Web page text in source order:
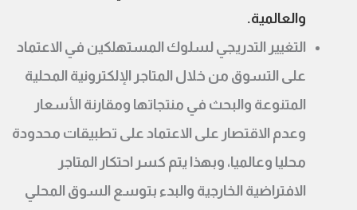
والعالمية.
التغيير التدريجي لسلوك المستهلكين في الاعتماد
على التسوق من خلال المتاجر الإلكترونية المحلية
المتنوعة والبحث في منتجاتها ومقارنة الأسعار
وعدم الاقتصار على الاعتماد على تطبيقات محدودة
محليا وعالميا، وبهذا يتم كسر احتكار المتاجر
الافتراضية الخارجية والبدء بتوسع السوق المحلي